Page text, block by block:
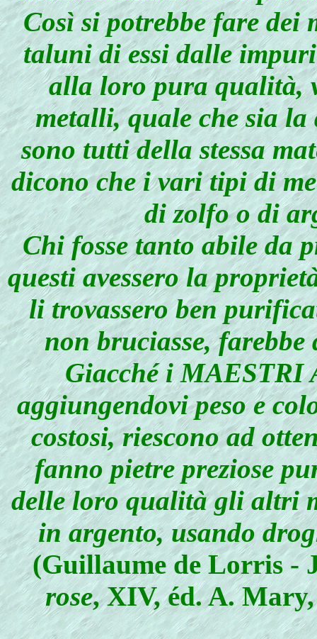
Così si potrebbe fare dei
taluni di essi dalle
alla loro pura qualità,
metalli, quale che sia la
sono tutti della stessa
dicono che i vari tipi di
di zolfo o di
Chi fosse tanto abile da
questi avessero la
li trovassero ben
non bruciasse,
Giacché i
aggiungendovi peso e
costosi, riescono ad
fanno pietre preziose
delle loro qualità gli altri
in argento, usando
(Guillaume de Lorris -
rose, XIV, éd. A.